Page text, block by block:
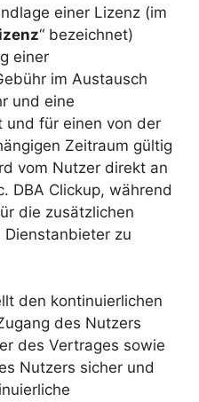
einer Lizenz (im
“ bezeichnet)
einer
im Austausch
und eine
und für einen von der
Zeitraum gültig
vom Nutzer direkt an
DBA Clickup, während
die zusätzlichen
zu
den kontinuierlichen
des Nutzers
des Vertrages sowie
Nutzers sicher und